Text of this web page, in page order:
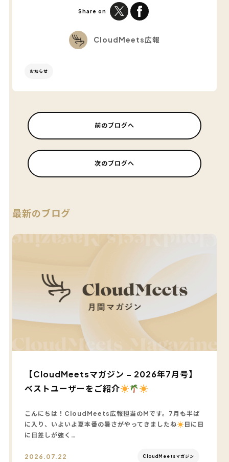
Share on
CloudMeets広報
お知らせ
前のブログへ
次のブログへ
最新のブログ
【CloudMeetsマガジン – 2026年7月号】
ベストユーザーをご紹介
こんにちは！CloudMeets広報担当のMです。7月も半ば
に入り、いよいよ夏本番の暑さがやってきましたね
日に日
に日差しが強く…
2026.07.22 CloudMeetsマガジン